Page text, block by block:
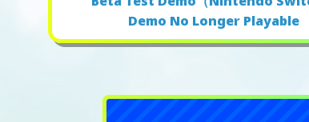
Demo No Longer Playable